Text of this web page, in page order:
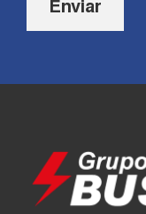
Enviar